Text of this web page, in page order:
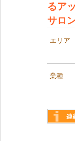
るア
サロ
エリア
業種